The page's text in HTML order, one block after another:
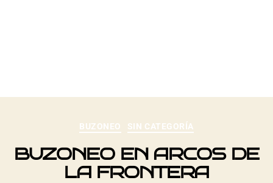
BUZONEO SIN CATEGORÍA
BUZONEO EN ARCOS DE
LA FRONTERA